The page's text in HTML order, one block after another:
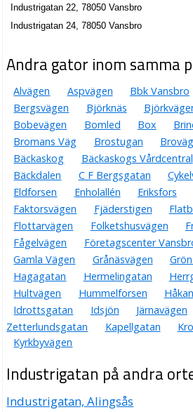
Industrigatan 22, 78050 Vansbro
Industrigatan 24, 78050 Vansbro
Andra gator inom samma
Alvägen Aspvägen Bbk Vansbro
Bergsvägen
Björknäs
Bobevägen
Bomled Box
Bromans Väg
Brostugan
Bäckaskog
Bäckaskogs Vårdcentral
Bäckdalen
C F Bergsgatan
Eldforsen
Enholallén Eriksfors
Faktorsvägen
Fjäderstigen
Flottarvägen
Folketshusvägen
Fågelvägen
Företagscenter
Gamla Vägen
Grånäsvägen
Hagagatan
Hermelingatan
Hultvägen
Hummelforsen
Idrottsgatan
Idsjön Järnavägen
Zetterlundsgatan
Kapellgatan
Kyrkbyvägen
Industrigatan på andra
Industrigatan, Alingsås